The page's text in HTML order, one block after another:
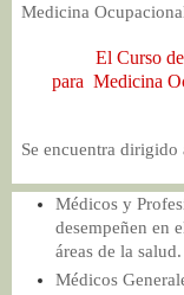
Medicina
El Curso
para Medicina
Se encuentra dirigido
Médicos y
desempeñen en
áreas de la salud.
Médicos